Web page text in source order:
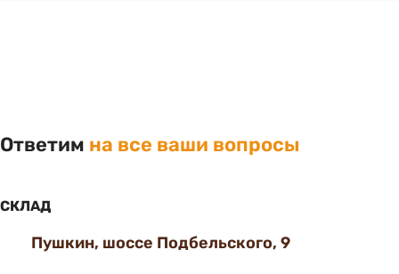
Ответим на все ваши вопросы
СКЛАД
Пушкин, шоссе Подбельского, 9